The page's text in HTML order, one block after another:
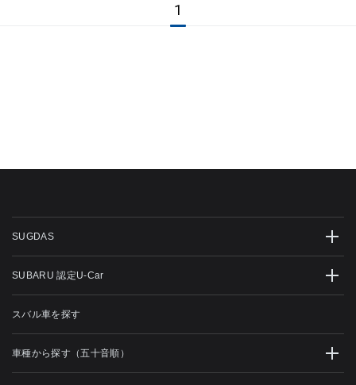
1
SUGDAS
SUBARU 認定U-Car
スバル車を探す
車種から探す（五十音順）